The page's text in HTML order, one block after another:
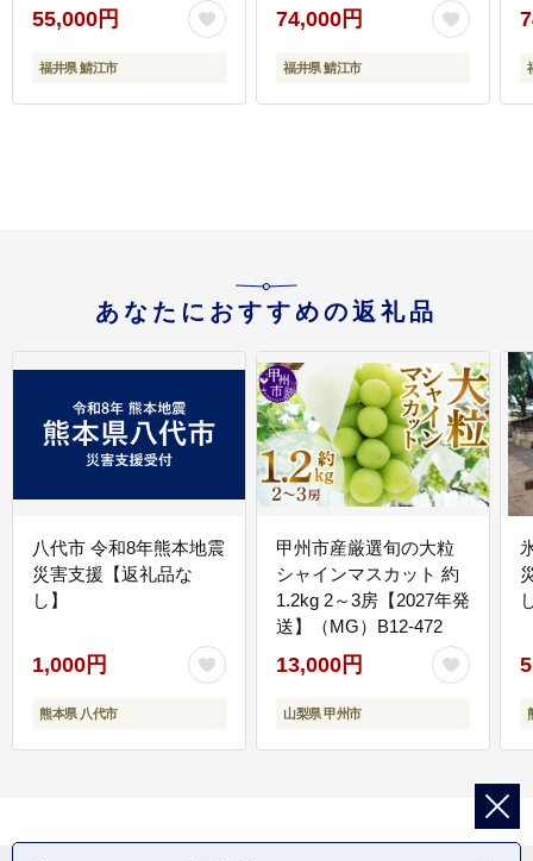
ールホワイト レンズ
／ブルーピンクミラー
55,000円
福井県 鯖江市
パールホワイト
74,000円
福井県 鯖江市
あなたにおすすめの返礼品
八代市 令和8年熊本地震
災害支援【返礼品な
し】
1,000円
熊本県 八代市
甲州市産厳選旬の大粒
シャインマスカット 約
1.2kg 2～3房【2027年発
送】（MG）B12-472
13,000円
山梨県 甲州市